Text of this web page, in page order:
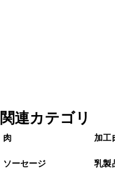
関連カテゴリ
肉 加工
ソーセージ 乳製